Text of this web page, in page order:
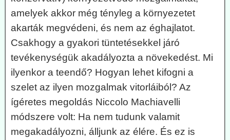
amelyek akkor még tényleg a környezetet
akarták megvédeni, és nem az éghajlatot.
Csakhogy a gyakori tüntetésekkel járó
tevékenységük akadályozta a növekedést. Mi
ilyenkor a teendő? Hogyan lehet kifogni a
szelet az ilyen mozgalmak vitorláiból? Az
ígéretes megoldás Niccolo Machiavelli
módszere volt: Ha nem tudunk valamit
megakadályozni, álljunk az élére. És ez is